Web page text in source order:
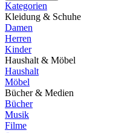
Kategorien
Kleidung & Schuhe
Damen
Herren
Kinder
Haushalt & Möbel
Haushalt
Möbel
Bücher & Medien
Bücher
Musik
Filme